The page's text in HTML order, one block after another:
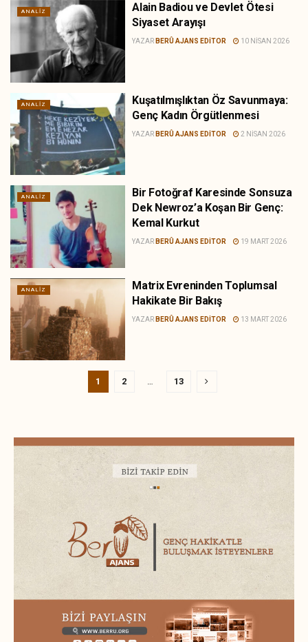
ANALIZ
Alain Badiou ve Devlet Ötesi
Siyaset Arayışı
YAZAR BERÛ AJANS EDITOR 10 NISAN 2026
ANALIZ
Kuşatılmışlıktan Öz Savunmaya:
Genç Kadın Örgütlenmesi
YAZAR BERÛ AJANS EDITOR 2 NISAN 2026
ANALIZ
Bir Fotoğraf Karesinde Sonsuza
Dek Newroz’a Koşan Bir Genç:
Kemal Kurkut
YAZAR BERÛ AJANS EDITOR 19 MART 2026
ANALIZ
Matrix Evreninden Toplumsal
Hakikate Bir Bakış
YAZAR BERÛ AJANS EDITOR 13 MART 2026
1 2 … 13